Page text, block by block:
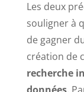
Les deux
souligner à
de gagner
création de
recherche